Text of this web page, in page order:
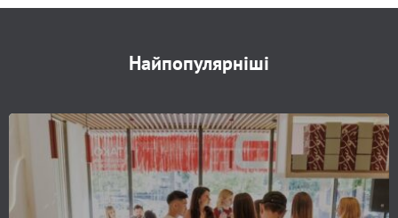
Найпопулярніші